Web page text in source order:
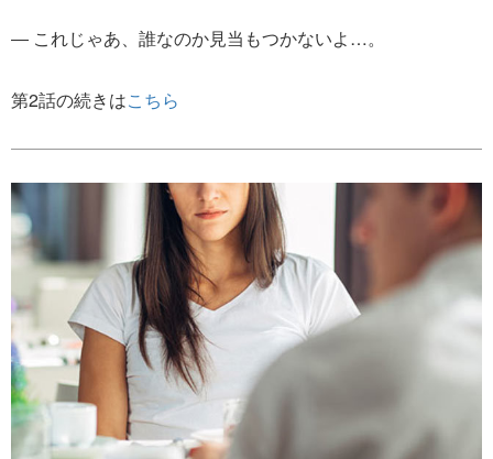
― これじゃあ、誰なのか見当もつかないよ…。
第2話の続きはこちら